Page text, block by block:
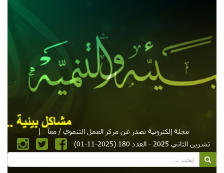
مجلة إلكترونية تصدر عن مركز العمل التنموي / معاً
|
تشرين الثاني 2025 - العدد 180 (2025-11-01)